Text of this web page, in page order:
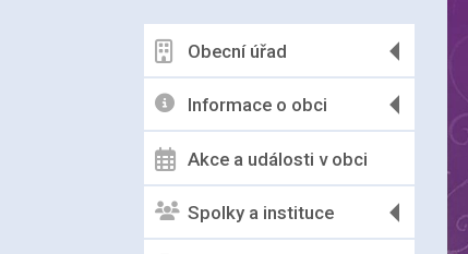
Obecní úřad
Informace o obci
Akce a události v obci
Spolky a instituce